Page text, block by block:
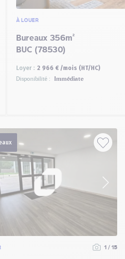
À LOUER
Bureaux 356m²
BUC (78530)
Loyer : 2 966 € /mois (HT/HC)
Disponibilité : Immédiate
1 / 15